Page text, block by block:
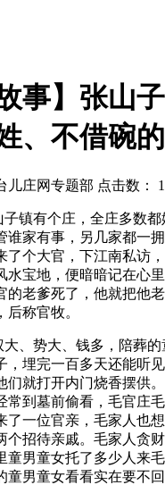
事】张山
、不借碗
儿庄网专题部 点击数：
镇有个庄，全庄多数都
谁家有事，另几家都一
了个大官，下江南私访
水宝地，便暗暗记在心
的老爹死了，他就把他
称官牧。
势大、钱多，陪葬的
，埋完一百多天还能听
们就打开内门烧香摆供
常到墓前偷看，毛官庄
了一位官亲，毛家人也
个招待亲戚。毛家人贪
童男童女托了多少人来
童男童女看看实在要不